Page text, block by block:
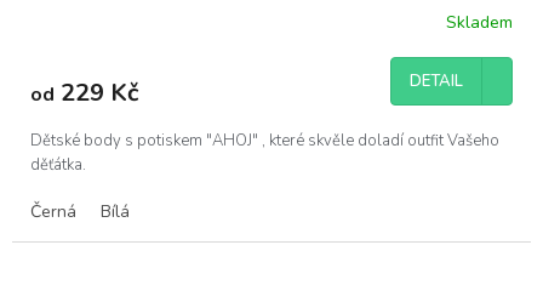
Skladem
od 229 Kč DETAIL
Dětské body s potiskem "AHOJ" , které skvěle doladí outfit Vašeho
děťátka.
Černá Bílá